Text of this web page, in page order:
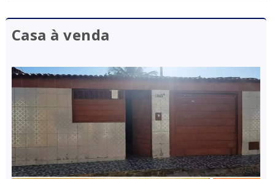
Casa à venda